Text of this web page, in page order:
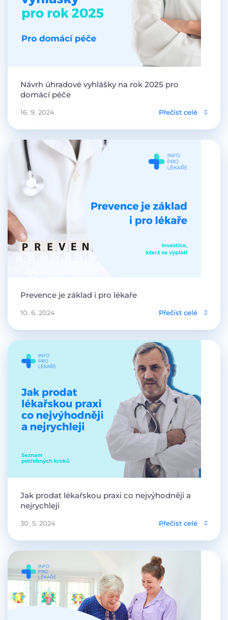
Návrh úhradové vyhlášky na rok 2025 pro
domácí péče
16. 9. 2024 Přečíst celé
Prevence je základ i pro lékaře
10. 6. 2024 Přečíst celé
Jak prodat lékařskou praxi co nejvýhodněji a
nejrychleji
30. 5. 2024 Přečíst celé